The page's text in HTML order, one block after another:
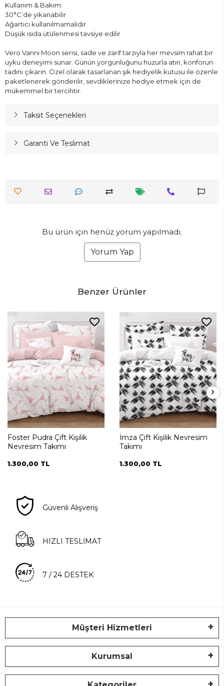
Kullanım & Bakım:
30°C’de yıkanabilir
Ağartıcı kullanılmamalıdır
Düşük ısıda ütülenmesi tavsiye edilir
Vero Vanni Moon serisi, sade ve zarif tarzıyla her mevsim rahat bir
uyku deneyimi sunar. Günün yorgunluğunu huzurla atın, konforun
tadını çıkarın. Özel olarak tasarlanan şık hediyelik kutusu ile özenle
paketlenerek gönderilir, sevdiklerinize hediye etmek için de
mükemmel bir tercihtir.
Taksit Seçenekleri
Garanti Ve Teslimat
Bu ürün için henüz yorum yapılmadı.
Yorum Yap
Benzer Ürünler
Foster Pudra Çift Kişilik
Nevresim Takımı
1.300,00 TL
İmza Çift Kişilik Nevresim
Takımı
1.300,00 TL
Güvenli Alışveriş
HIZLI TESLİMAT
7 / 24 DESTEK
Müşteri Hizmetleri
Kurumsal